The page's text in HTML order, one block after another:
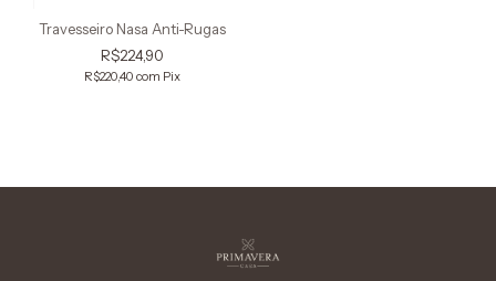
Travesseiro Nasa Anti-Rugas
R$224,90
R$220,40 com Pix